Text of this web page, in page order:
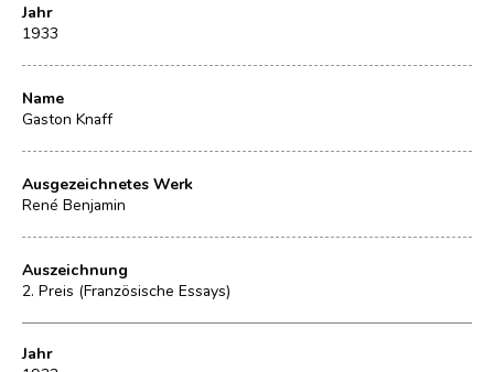
Jahr
1933
Name
Gaston Knaff
Ausgezeichnetes Werk
René Benjamin
Auszeichnung
2. Preis (Französische Essays)
Jahr